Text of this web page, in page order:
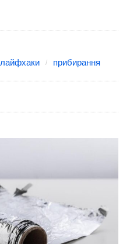
лайфхаки прибирання